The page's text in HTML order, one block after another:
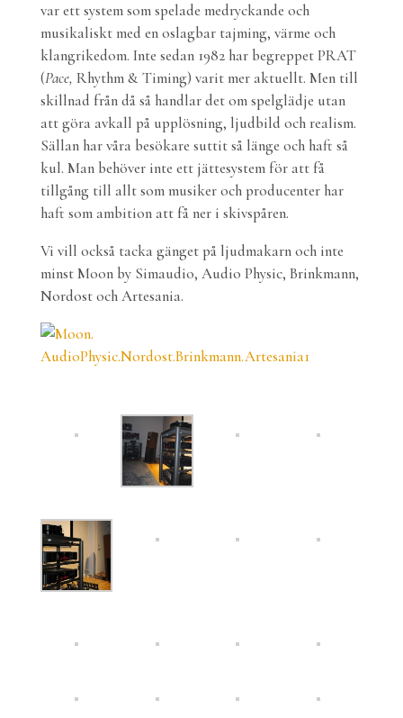
var ett system som spelade medryckande och
musikaliskt med en oslagbar tajming, värme och
klangrikedom. Inte sedan 1982 har begreppet PRAT
(Pace, Rhythm & Timing) varit mer aktuellt. Men till
skillnad från då så handlar det om spelglädje utan
att göra avkall på upplösning, ljudbild och realism.
Sällan har våra besökare suttit så länge och haft så
kul. Man behöver inte ett jättesystem för att få
tillgång till allt som musiker och producenter har
haft som ambition att få ner i skivspåren.
Vi vill också tacka gänget på ljudmakarn och inte
minst Moon by Simaudio, Audio Physic, Brinkmann,
Nordost och Artesania.